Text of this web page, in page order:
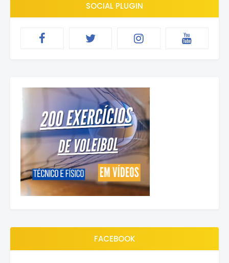
SOCIAL PLUGIN
FACEBOOK